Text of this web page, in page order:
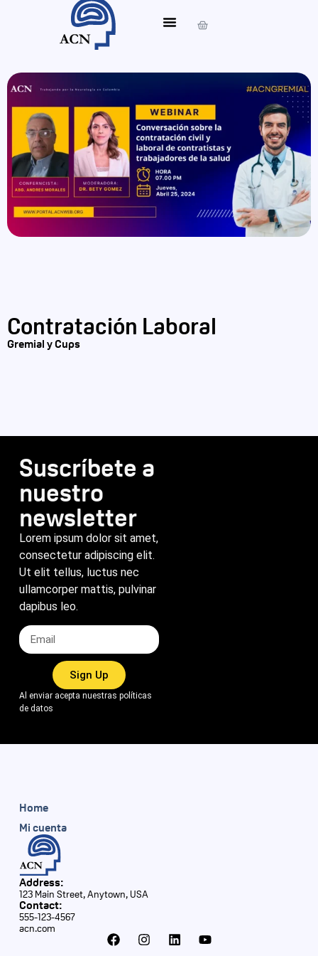
Contratación Laboral
Gremial y Cups
Suscríbete a
nuestro
newsletter
Lorem ipsum dolor sit amet,
consectetur adipiscing elit.
Ut elit tellus, luctus nec
ullamcorper mattis, pulvinar
dapibus leo.
Sign Up
Al enviar acepta nuestras políticas
de datos
Address:
123 Main Street, Anytown, USA
Contact:
555-123-4567
acn.com
Home
Mi cuenta